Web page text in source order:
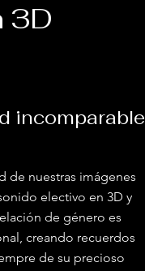
3D
incomparable
de nuestras imágenes
electivo en 3D y
de género es
creando recuerdos
de su precioso